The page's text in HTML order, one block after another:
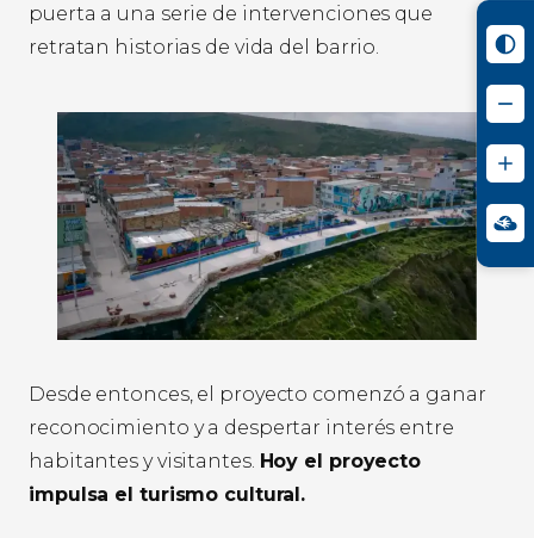
puerta a una serie de intervenciones que
retratan historias de vida del barrio.
Desde entonces, el proyecto comenzó a ganar
reconocimiento y a despertar interés entre
habitantes y visitantes. Hoy el proyecto
impulsa el turismo cultural.